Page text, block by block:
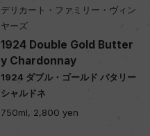
デリカート・ファミリー・ヴィン
ヤーズ
1924 Double Gold Butter
y Chardonnay
1924 ダブル・ゴールド バタリー
シャルドネ
750ml, 2,800 yen